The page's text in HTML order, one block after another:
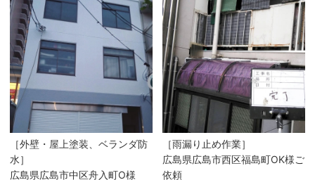
［外壁・屋上塗装、ベランダ防
水］
広島県広島市中区舟入町O様
［雨漏り止め作業］
広島県広島市西区福島町OK様ご
依頼